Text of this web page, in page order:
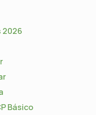
2026
Básico